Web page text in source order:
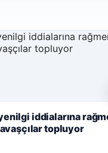
kullandığınızı daha iyi
Politikamız
Kabul Et
iddialarına
topluyor